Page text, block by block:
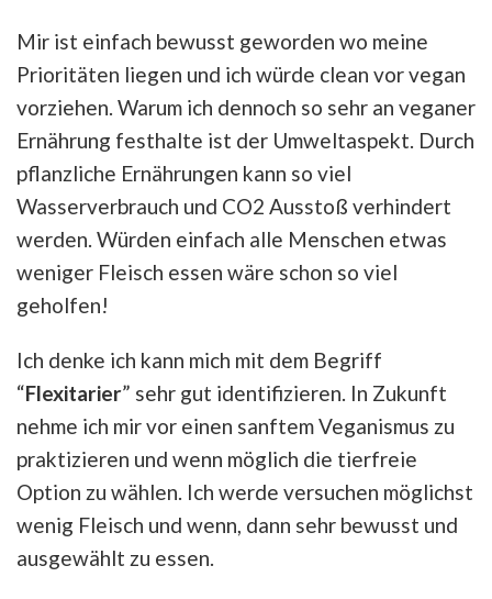
Mir ist einfach bewusst geworden wo meine
Prioritäten liegen und ich würde clean vor vegan
vorziehen. Warum ich dennoch so sehr an veganer
Ernährung festhalte ist der Umweltaspekt. Durch
pflanzliche Ernährungen kann so viel
Wasserverbrauch und CO2 Ausstoß verhindert
werden. Würden einfach alle Menschen etwas
weniger Fleisch essen wäre schon so viel
geholfen!
Ich denke ich kann mich mit dem Begriff
“Flexitarier” sehr gut identifizieren. In Zukunft
nehme ich mir vor einen sanftem Veganismus zu
praktizieren und wenn möglich die tierfreie
Option zu wählen. Ich werde versuchen möglichst
wenig Fleisch und wenn, dann sehr bewusst und
ausgewählt zu essen.